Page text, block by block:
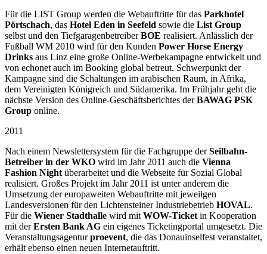
Für die LIST Group werden die Webauftritte für das Parkhotel
Pörtschach, das Hotel Eden in Seefeld sowie die List Group
selbst und den TiefgaragenbetreiberBOE realisiert. Anlässlich der
Fußball WM 2010 wird für den Kunden Power Horse Energy
Drinks aus Linz eine große Online-Werbekampagne entwickelt und
von echonet auch im Booking global betreut. Schwerpunkt der
Kampagne sind die Schaltungen im arabischen Raum, in Afrika,
dem Vereinigten Königreich und Südamerika. Im Frühjahr geht die
nächste Version des Online-Geschäftsberichtes derBAWAG PSK
Group online.
2011
Nach einem Newslettersystem für die Fachgruppe derSeilbahn-
Betreiber in der WKO wird im Jahr 2011 auch die Vienna
Fashion Night überarbeitet und die Webseite für Sozial Global
realisiert. Großes Projekt im Jahr 2011 ist unter anderem die
Umsetzung der europaweiten Webauftritte mit jeweilgen
Landesversionen für den Lichtensteiner Industriebetrieb HOVAL.
Für die Wiener Stadthalle wird mit WOW-Ticket in Kooperation
mit derErsten Bank AG ein eigenes Ticketingportal umgesetzt. Die
Veranstaltungsagenturproevent, die das Donauinselfest veranstaltet,
erhält ebenso einen neuen Internetauftritt.